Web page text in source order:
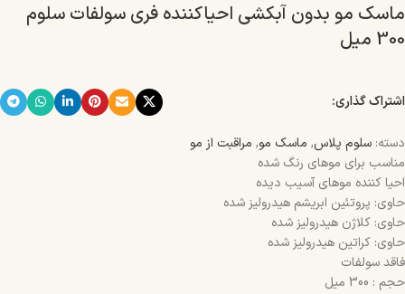
ماسک مو بدون آبکشی احیاکننده فری سولفات سلوم
300 میل
اشتراک گذاری:
دسته: سلوم پلاس, ماسک مو, مراقبت از مو
مناسب برای موهای رنگ شده
احیا کننده موهای آسیب دیده
حاوی: پروتئین ابریشم هیدرولیز شده
حاوی: کلاژن هیدرولیز شده
حاوی: کراتین هیدرولیز شده
فاقد سولفات
حجم : 300 میل